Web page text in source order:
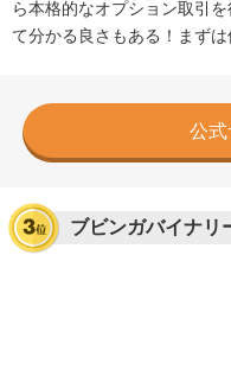
ら本格的なオプション取引
て分かる良さもある！まず
公
ブビンガバイナリ